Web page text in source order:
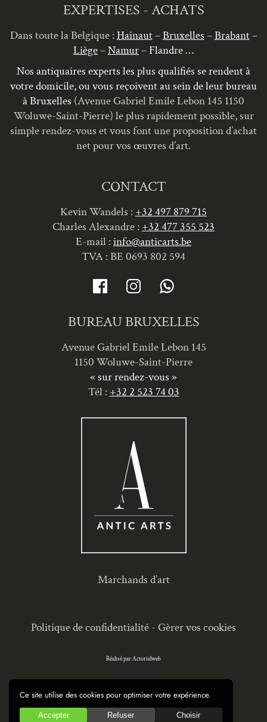
EXPERTISES - ACHATS
Dans toute la Belgique :Hainaut–Bruxelles–Brabant–
Liège–Namur– Flandre …
Nos antiquaires experts les plus qualifiés se rendent à
votre domicile, ou vous reçoivent au sein de leur bureau
à Bruxelles (Avenue Gabriel Emile Lebon 145 1150
Woluwe-Saint-Pierre) le plus rapidement possible, sur
simple rendez-vous et vous font une proposition d’achat
net pour vos œuvres d’art.
CONTACT
Kevin Wandels :+32 497 879 715
Charles Alexandre :+32 477 355 523
E-mail :info@anticarts.be
TVA : BE 0693 802 594
BUREAU BRUXELLES
Avenue Gabriel Emile Lebon 145
1150 Woluwe-Saint-Pierre
« sur rendez-vous »
Tél :+32 2 523 74 03
Marchands d’art
Politique de confidentialité - Gèrer vos cookies
Réalisé par Actorielweb
Ce site utilise des cookies pour optimiser votre expérience.
Accepter Refuser Choisir